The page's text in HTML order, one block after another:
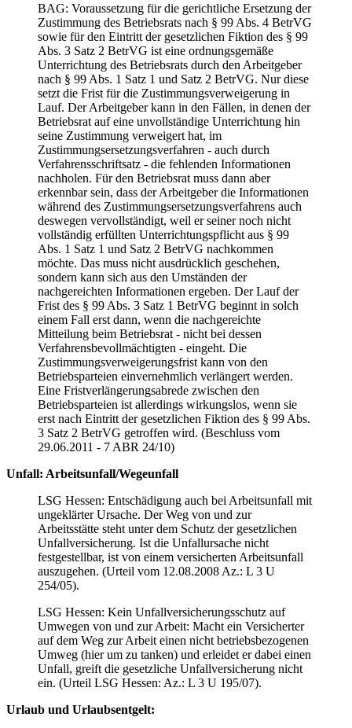
BAG: Voraussetzung für die gerichtliche Ersetzung der
Zustimmung des Betriebsrats nach § 99 Abs. 4 BetrVG
sowie für den Eintritt der gesetzlichen Fiktion des § 99
Abs. 3 Satz 2 BetrVG ist eine ordnungsgemäße
Unterrichtung des Betriebsrats durch den Arbeitgeber
nach § 99 Abs. 1 Satz 1 und Satz 2 BetrVG. Nur diese
setzt die Frist für die Zustimmungsverweigerung in
Lauf. Der Arbeitgeber kann in den Fällen, in denen der
Betriebsrat auf eine unvollständige Unterrichtung hin
seine Zustimmung verweigert hat, im
Zustimmungsersetzungsverfahren - auch durch
Verfahrensschriftsatz - die fehlenden Informationen
nachholen. Für den Betriebsrat muss dann aber
erkennbar sein, dass der Arbeitgeber die Informationen
während des Zustimmungsersetzungsverfahrens auch
deswegen vervollständigt, weil er seiner noch nicht
vollständig erfüllten Unterrichtungspflicht aus § 99
Abs. 1 Satz 1 und Satz 2 BetrVG nachkommen
möchte. Das muss nicht ausdrücklich geschehen,
sondern kann sich aus den Umständen der
nachgereichten Informationen ergeben. Der Lauf der
Frist des § 99 Abs. 3 Satz 1 BetrVG beginnt in solch
einem Fall erst dann, wenn die nachgereichte
Mitteilung beim Betriebsrat - nicht bei dessen
Verfahrensbevollmächtigten - eingeht. Die
Zustimmungsverweigerungsfrist kann von den
Betriebsparteien einvernehmlich verlängert werden.
Eine Fristverlängerungsabrede zwischen den
Betriebsparteien ist allerdings wirkungslos, wenn sie
erst nach Eintritt der gesetzlichen Fiktion des § 99 Abs.
3 Satz 2 BetrVG getroffen wird. (Beschluss vom
29.06.2011 - 7 ABR 24/10)
Unfall: Arbeitsunfall/Wegeunfall
LSG Hessen: Entschädigung auch bei Arbeitsunfall mit
ungeklärter Ursache. Der Weg von und zur
Arbeitsstätte steht unter dem Schutz der gesetzlichen
Unfallversicherung. Ist die Unfallursache nicht
festgestellbar, ist von einem versicherten Arbeitsunfall
auszugehen. (Urteil vom 12.08.2008 Az.: L 3 U
254/05).
LSG Hessen: Kein Unfallversicherungsschutz auf
Umwegen von und zur Arbeit: Macht ein Versicherter
auf dem Weg zur Arbeit einen nicht betriebsbezogenen
Umweg (hier um zu tanken) und erleidet er dabei einen
Unfall, greift die gesetzliche Unfallversicherung nicht
ein. (Urteil LSG Hessen: Az.: L 3 U 195/07).
Urlaub und Urlaubsentgelt: